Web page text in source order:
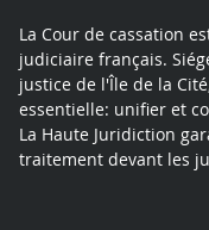
La Cour de cassation
judiciaire français.
justice de l'Île de la
essentielle: unifier et
La Haute Juridiction
traitement devant les